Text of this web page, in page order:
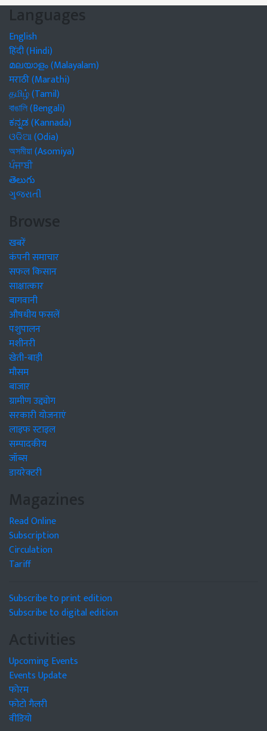
Languages
English
हिंदी (Hindi)
മലയാളം (Malayalam)
मराठी (Marathi)
தமிழ் (Tamil)
বাঙালি (Bengali)
ಕನ್ನಡ (Kannada)
ଓଡିଆ (Odia)
অসমীয়া (Asomiya)
ਪੰਜਾਬੀ
తెలుగు
ગુજરાતી
Browse
खबरें
कंपनी समाचार
सफल किसान
साक्षात्कार
बागवानी
औषधीय फसलें
पशुपालन
मशीनरी
खेती-बाड़ी
मौसम
बाजार
ग्रामीण उद्द्योग
सरकारी योजनाएं
लाइफ स्टाइल
सम्पादकीय
जॉब्स
डायरेक्टरी
Magazines
Read Online
Subscription
Circulation
Tariff
Subscribe to print edition
Subscribe to digital edition
Activities
Upcoming Events
Events Update
फोरम
फोटो गैलरी
वीडियो